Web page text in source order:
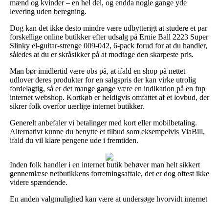
mænd og kvinder – en hel del, og endda nogle gange yde
levering uden beregning.
Dog kan det ikke desto mindre være udbytterigt at studere et par
forskellige online butikker efter udsalg på Ernie Ball 2223 Super
Slinky el-guitar-strenge 009-042, 6-pack forud for at du handler,
således at du er skråsikker på at modtage den skarpeste pris.
Man bør imidlertid være obs på, at ifald en shop på nettet
udlover deres produkter for en salgspris der kan virke utrolig
fordelagtig, så er det mange gange være en indikation på en fup
internet webshop. Kortkøb er heldigvis omfattet af et lovbud, der
sikrer folk overfor uærlige internet butikker.
Generelt anbefaler vi betalinger med kort eller mobilbetaling.
Alternativt kunne du benytte et tilbud som eksempelvis ViaBill,
ifald du vil klare pengene ude i fremtiden.
Inden folk handler i en internet butik behøver man helt sikkert
gennemlæse netbutikkens forretningsaftale, det er dog oftest ikke
videre spændende.
En anden valgmulighed kan være at undersøge hvorvidt internet